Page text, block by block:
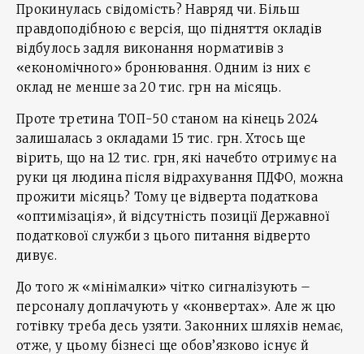
Прокинулась свідомість? Навряд чи. Більш
правдоподібною є версія, що підняття окладів
відбулось задля виконання нормативів з
«економічного» бронювання. Одним із них є
оклад не менше за 20 тис. грн на місяць.
Проте третина ТОП-50 станом на кінець 2024
залишалась з окладами 15 тис. грн. Хтось ще
вірить, що на 12 тис. грн, які начебто отримує на
руки ця людина після відрахування ПДФО, можна
прожити місяць? Тому це відверта податкова
«оптимізація», й відсутність позиції Державної
податкової служби з цього питання відверто
дивує.
До того ж «мінімалки» чітко сигналізують –
персоналу доплачують у «конвертах». Але ж цю
готівку треба десь узяти. Законних шляхів немає,
отже, у цьому бізнесі ще обов’язково існує й